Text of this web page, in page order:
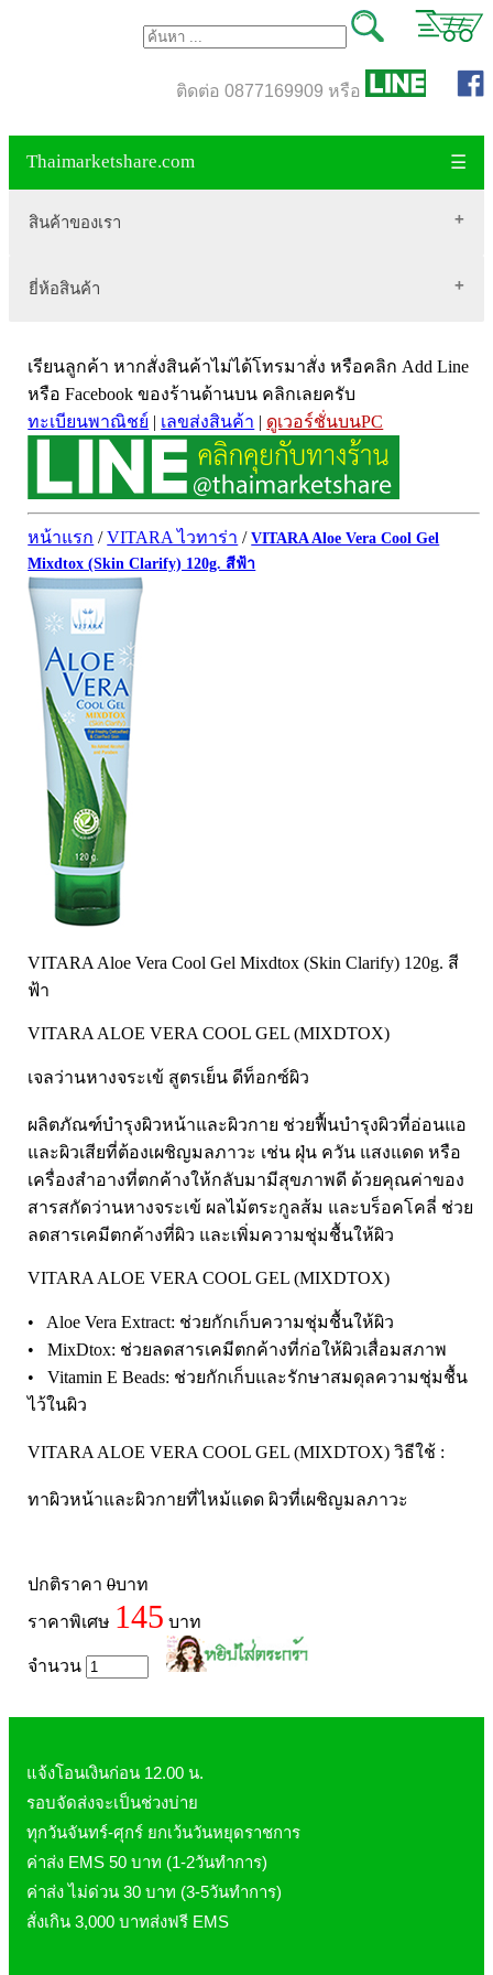
ติดต่อ 0877169909 หรือ
Thaimarketshare.com ☰
สินค้าของเรา
สินค้าขายดี
สมุนไพรไทย
เครื่องดื่มกาแฟ
น้ำหนัก
ขนาด อกสตรี
ผิวพรรณ-กลูต้า
ริ้วรอย
แผลเป็น หลุมสิว
สิวอุดตันหน้ามัน
ครีมกันแดด ปัญหาฝ้า กระ
ครีมหน้าใส
สุดฮิต เกาหลี
สุดฮิต ญี่ปุ่น
ข้อเสื่อม กระดูก
ดีทอกซ์
เพื่อสุขภาพ
สายตา
สมอง ความจำ น้ำมันปลา
Beta Glucan
สำหรับท่านชาย
จุดซ่อนเร้นผู้หญิง
สินค้าอื่นๆ
ยี่ห้อสินค้า
Biogrow
Blackmores
VitaHealth
Mega we care
Vistra วิสทร้า
DQ Primary Care
Maxxlife WellGate
SpringMate
Vitamate
Nature's Bounty
Glutapung
Naturbiotic
Nutri Master
Nutrakal นูทราแคล
Caltrate Calcium
PHARMA NORD
HARRIS
Organic's Herbs
HerBlanc เฮอบลัง
Amsel
LYNAE
PHARMAX
Pharmahof
CeraVe
Preme nobu
Eucerin ยูเซอรีน
Hi-balanz
La Roche-Posay
Smooth-E
karmart
Galderma
Sebamed
ผลิตภัณฑ์ รพ.ยันฮี
banner แบนเนอร์ โปรตีน
Vpure
เรียนลูกค้า หากสั่งสินค้าไม่ได้โทรมาสั่ง หรือคลิก Add Line
หรือ Facebook ของร้านด้านบน คลิกเลยครับ
ทะเบียนพาณิชย์ | เลขส่งสินค้า | ดูเวอร์ชั่นบนPC
หน้าแรก /VITARA ไวทาร่า /VITARA Aloe Vera Cool Gel
Mixdtox (Skin Clarify) 120g. สีฟ้า
VITARA Aloe Vera Cool Gel Mixdtox (Skin Clarify) 120g. สี
ฟ้า
VITARA ALOE VERA COOL GEL (MIXDTOX)
เจลว่านหางจระเข้ สูตรเย็น ดีท็อกซ์ผิว
ผลิตภัณฑ์บำรุงผิวหน้าและผิวกาย ช่วยฟื้นบำรุงผิวที่อ่อนแอ
และผิวเสียที่ต้องเผชิญมลภาวะ เช่น ฝุ่น ควัน แสงแดด หรือ
เครื่องสำอางที่ตกค้างให้กลับมามีสุขภาพดี ด้วยคุณค่าของ
สารสกัดว่านหางจระเข้ ผลไม้ตระกูลส้ม และบร็อคโคลี่ ช่วย
ลดสารเคมีตกค้างที่ผิว และเพิ่มความชุ่มชื้นให้ผิว
VITARA ALOE VERA COOL GEL (MIXDTOX)
• Aloe Vera Extract: ช่วยกักเก็บความชุ่มชื้นให้ผิว
• MixDtox: ช่วยลดสารเคมีตกค้างที่ก่อให้ผิวเสื่อมสภาพ
• Vitamin E Beads: ช่วยกักเก็บและรักษาสมดุลความชุ่มชื้น
ไว้ในผิว
VITARA ALOE VERA COOL GEL (MIXDTOX) วิธีใช้ :
ทาผิวหน้าและผิวกายที่ไหม้แดด ผิวที่เผชิญมลภาวะ
ปกติราคา0บาท
ราคาพิเศษ 145 บาท
จำนวน
แจ้งโอนเงินก่อน 12.00 น.
รอบจัดส่งจะเป็นช่วงบ่าย
ทุกวันจันทร์-ศุกร์ ยกเว้นวันหยุดราชการ
ค่าส่ง EMS 50 บาท (1-2วันทำการ)
ค่าส่ง ไม่ด่วน 30 บาท (3-5วันทำการ)
สั่งเกิน 3,000 บาทส่งฟรี EMS